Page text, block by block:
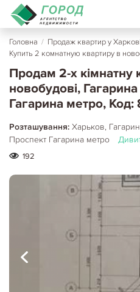
Головна / Продаж квартир у Харкові
Купить 2 комнатную квартиру в
Продам 2-х кімнатну
новобудові,
Гагарина метро, Код:
Розташування: Харьков,
Проспект Гагарина метро
192